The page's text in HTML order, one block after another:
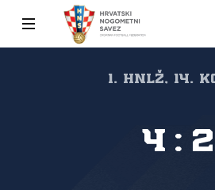
1. HNLŽ, 14.
4 : 2